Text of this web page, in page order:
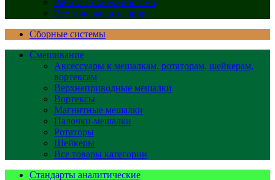
Работа с поверхностями
Все товары категории
Сборные системы
Смешивание
Аксессуары к мешалкам, ротаторам, шейкерам,
вортексам
Верхнеприводные мешалки
Вортексы
Магнитные мешалки
Палочки-мешалки
Ротаторы
Шейкеры
Все товары категории
Стандарты аналитические